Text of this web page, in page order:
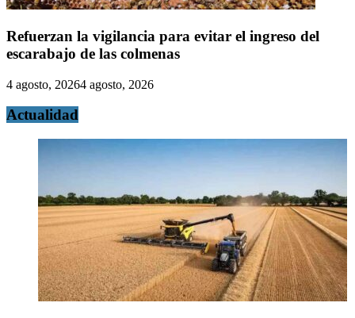
Refuerzan la vigilancia para evitar el ingreso del
escarabajo de las colmenas
4 agosto, 20264 agosto, 2026
Actualidad